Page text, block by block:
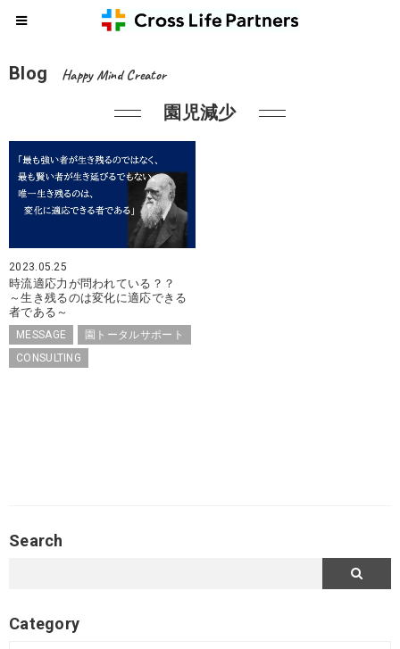
Blog Happy Mind Creator
園児減少
2023.05.25
時流適応力が問われている？？
～生き残るのは変化に適応できる
者である～
MESSAGE
園トータルサポート
CONSULTING
Search
Category